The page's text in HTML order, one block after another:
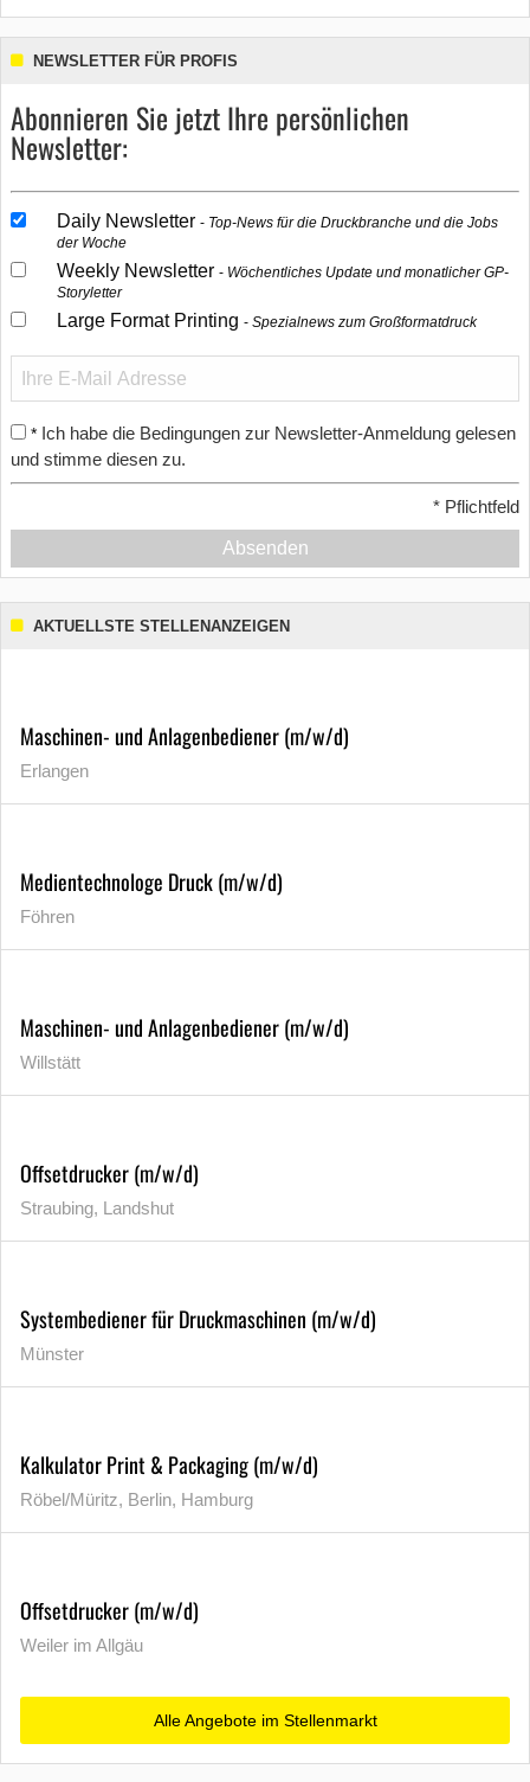
NEWSLETTER FÜR PROFIS
Abonnieren Sie jetzt Ihre persönlichen
Newsletter:
Daily Newsletter
Top-News für die Druckbranche und die Jobs
der Woche
Weekly Newsletter
Wöchentliches Update und monatlicher GP-
Storyletter
Large Format Printing Spezialnews zum Großformatdruck
* Ich habe die Bedingungen zur Newsletter-Anmeldung gelesen
und stimme diesen zu.
* Pflichtfeld
Absenden
AKTUELLSTE STELLENANZEIGEN
Maschinen- und Anlagenbediener (m/w/d)
Erlangen
Medientechnologe Druck (m/w/d)
Föhren
Maschinen- und Anlagenbediener (m/w/d)
Willstätt
Offsetdrucker (m/w/d)
Straubing, Landshut
Systembediener für Druckmaschinen (m/w/d)
Münster
Kalkulator Print & Packaging (m/w/d)
Röbel/Müritz, Berlin, Hamburg
Offsetdrucker (m/w/d)
Weiler im Allgäu
Alle Angebote im Stellenmarkt